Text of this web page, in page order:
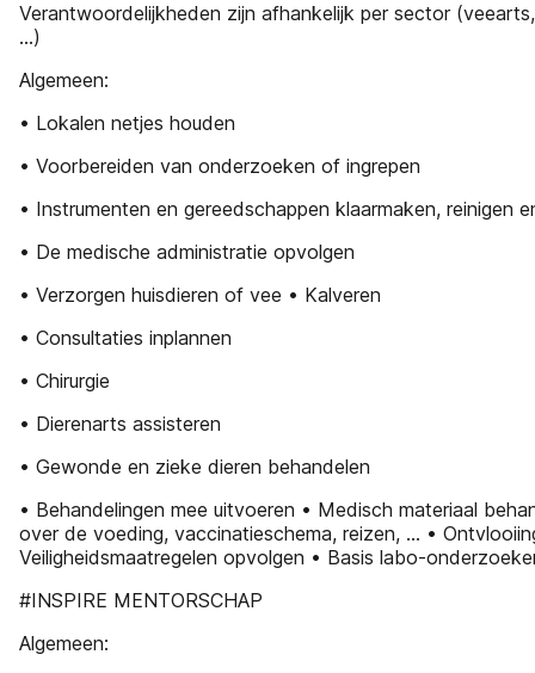
Verantwoordelijkheden zijn afhankelijk per sector
…)
Algemeen:
• Lokalen netjes houden
• Voorbereiden van onderzoeken of ingrepen
• Instrumenten en gereedschappen klaarmaken, reinigen
• De medische administratie opvolgen
• Verzorgen huisdieren of vee • Kalveren
• Consultaties inplannen
• Chirurgie
• Dierenarts assisteren
• Gewonde en zieke dieren behandelen
• Behandelingen mee uitvoeren • Medisch materiaal
over de voeding, vaccinatieschema, reizen, … •
Veiligheidsmaatregelen opvolgen • Basis labo-
#INSPIRE MENTORSCHAP
Algemeen: